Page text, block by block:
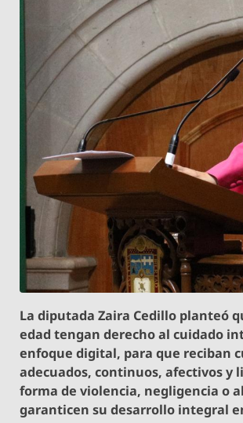
La diputada Zaira Cedillo planteó
edad tengan derecho al cuidado
enfoque digital, para que reciban
adecuados, continuos, afectivos y
forma de violencia, negligencia o
garanticen su desarrollo integral